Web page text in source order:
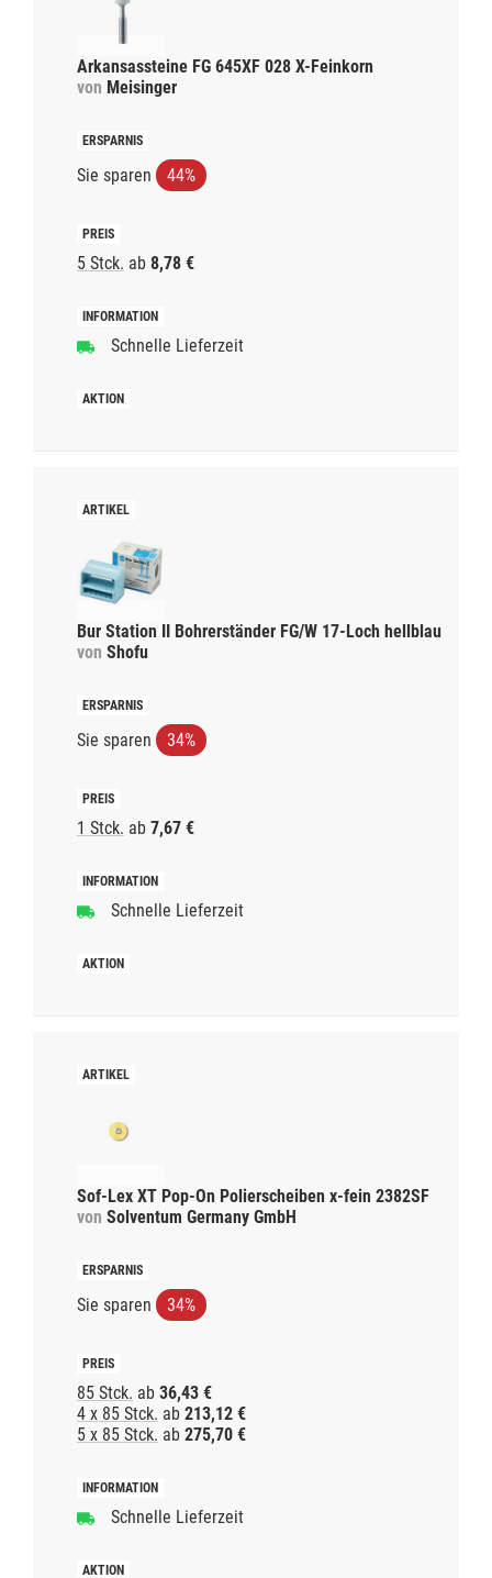
Arkansassteine FG 645XF 028 X-Feinkorn
von Meisinger
Sie sparen 44%
5 Stck. ab 8,78 €
Schnelle Lieferzeit
Bur Station II Bohrerständer FG/W 17-Loch hellblau
von Shofu
Sie sparen 34%
1 Stck. ab 7,67 €
Schnelle Lieferzeit
Sof-Lex XT Pop-On Polierscheiben x-fein 2382SF
von Solventum Germany GmbH
Sie sparen 34%
85 Stck. ab 36,43 €
4 x 85 Stck. ab 213,12 €
5 x 85 Stck. ab 275,70 €
Schnelle Lieferzeit